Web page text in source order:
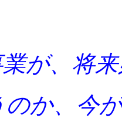
が、将
か、今